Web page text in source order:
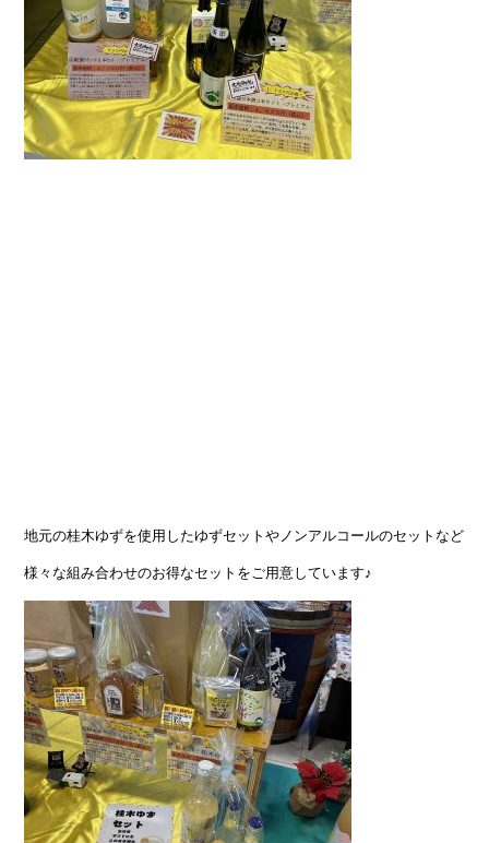
地元の桂木ゆずを使用したゆずセットやノンアルコールのセットなど
様々な組み合わせのお得なセットをご用意しています♪